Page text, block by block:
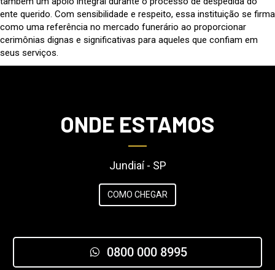
ente querido. Com sensibilidade e respeito, essa instituição se firma
como uma referência no mercado funerário ao proporcionar
cerimônias dignas e significativas para aqueles que confiam em
seus serviços.
ONDE ESTAMOS
Jundiaí - SP
COMO CHEGAR
0800 000 8995